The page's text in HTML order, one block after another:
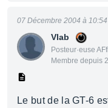
Vlab
Posteur·euse
Membre depuis
07 Décembre 2004 à 10:54
Le but de la GT-6